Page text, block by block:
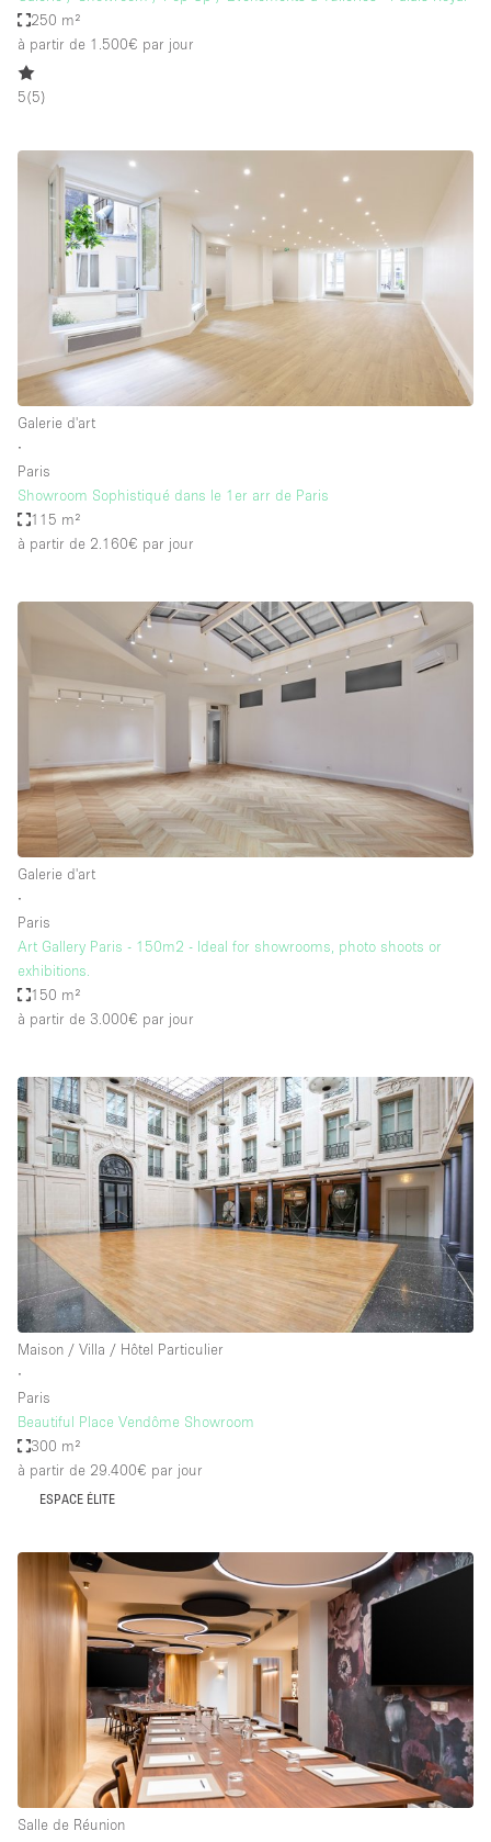
250 m²
à partir de 1.500€ par jour
5(5)
Galerie d'art
∙
Paris
Showroom Sophistiqué dans le 1er arr de Paris
115 m²
à partir de 2.160€ par jour
Galerie d'art
∙
Paris
Art Gallery Paris - 150m2 - Ideal for showrooms, photo shoots or
exhibitions.
150 m²
à partir de 3.000€ par jour
Maison / Villa / Hôtel Particulier
∙
Paris
Beautiful Place Vendôme Showroom
300 m²
à partir de 29.400€ par jour
ESPACE ÉLITE
Salle de Réunion